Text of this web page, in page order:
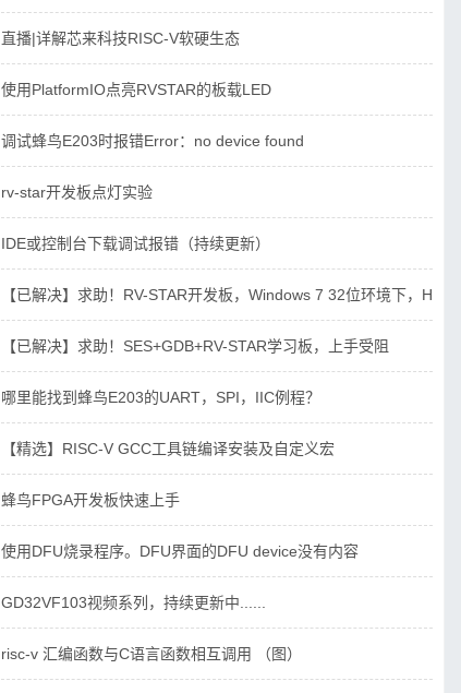
直播|详解芯来科技RISC-V软硬生态
使用PlatformIO点亮RVSTAR的板载LED
调试蜂鸟E203时报错Error：no device found
rv-star开发板点灯实验
IDE或控制台下载调试报错（持续更新）
【已解决】求助！RV-STAR开发板，Windows 7 32位环境下，
【已解决】求助！SES+GDB+RV-STAR学习板，上手受阻
哪里能找到蜂鸟E203的UART，SPI，IIC例程？
【精选】RISC-V GCC工具链编译安装及自定义宏
蜂鸟FPGA开发板快速上手
使用DFU烧录程序。DFU界面的DFU device没有内容
GD32VF103视频系列，持续更新中......
risc-v 汇编函数与C语言函数相互调用 （图）